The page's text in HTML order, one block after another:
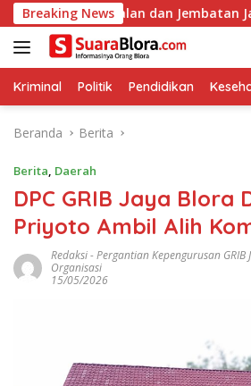
Langsung
ke
konten
Breaking News
Jalan dan Jembatan Jadi Tanggung
Kriminal Politik Pendidikan
Beranda Berita
Berita, Daerah
DPC GRIB Jaya Blora
Priyoto Ambil Alih
Redaksi-Pergantian Kepengurusan
Organisasi
15/05/2026